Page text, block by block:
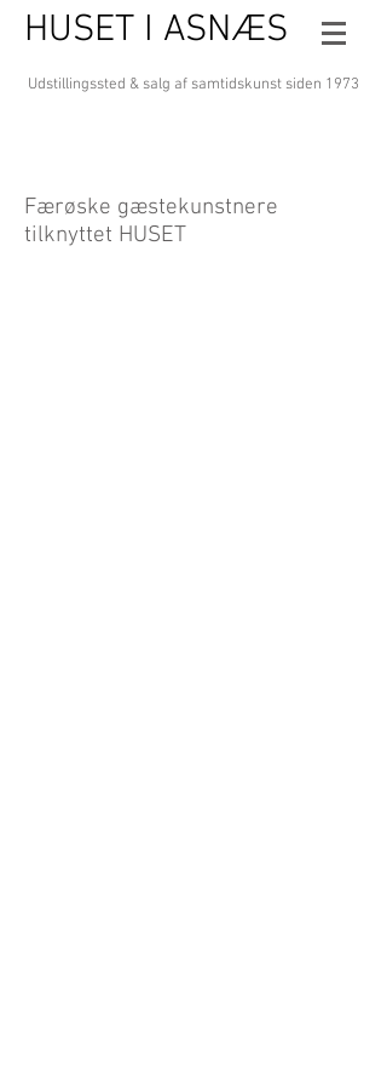
HUSET I ASNÆS
Udstillingssted & salg af samtidskunst siden 1973
Færøske gæstekunstnere
tilknyttet HUSET